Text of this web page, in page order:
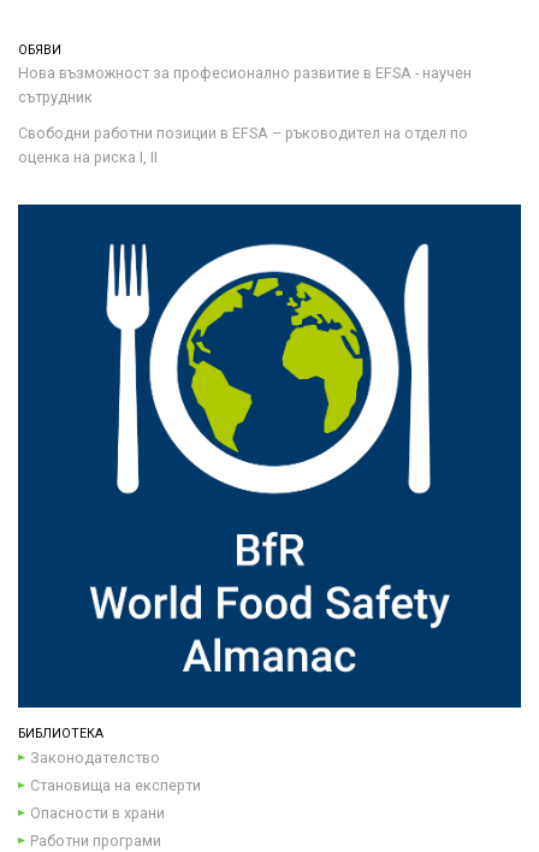
ОБЯВИ
Нова възможност за професионално развитие в EFSA - научен
сътрудник
Свободни работни позиции в EFSA – ръководител на отдел по
оценка на риска I, II
БИБЛИОТЕКА
Законодателство
Становища на експерти
Опасности в храни
Работни програми